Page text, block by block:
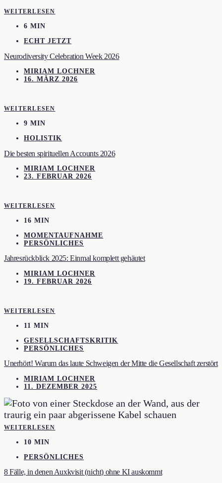
WEITERLESEN
6 MIN
ECHT JETZT
Neurodiversity Celebration Week 2026
MIRIAM LOCHNER
16. MÄRZ 2026
WEITERLESEN
9 MIN
HOLISTIK
Die besten spirituellen Accounts 2026
MIRIAM LOCHNER
23. FEBRUAR 2026
WEITERLESEN
16 MIN
MOMENTAUFNAHME
PERSÖNLICHES
Jahresrückblick 2025: Einmal komplett gehäutet
MIRIAM LOCHNER
19. FEBRUAR 2026
WEITERLESEN
11 MIN
GESELLSCHAFTSKRITIK
PERSÖNLICHES
Unerhört! Warum das laute Schweigen der Mitte die Gesellschaft zerstört
MIRIAM LOCHNER
11. DEZEMBER 2025
WEITERLESEN
10 MIN
PERSÖNLICHES
8 Fälle, in denen Auxkvisit (nicht) ohne KI auskommt